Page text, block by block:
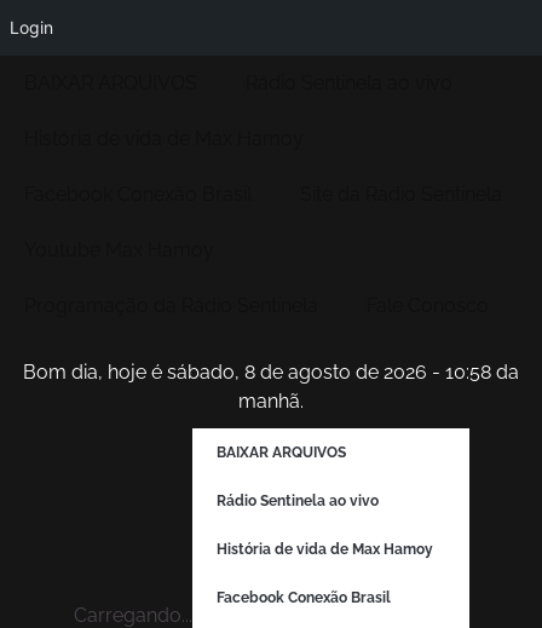
Bom dia, hoje é sábado, 8 de agosto de 2026 - 10:58 da
manhã.
Carregando...
BAIXAR ARQUIVOS
Rádio Sentinela ao vivo
História de vida de Max Hamoy
Facebook Conexão Brasil
Login